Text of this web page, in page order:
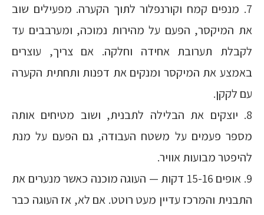
7. מנפים קמח וקורנפלור לתוך הקערה. מפעילים שוב
את המיקסר, הפעם על מהירות נמוכה, ומערבבים עד
לקבלת תערובת אחידה וחלקה. אם צריך, עוצרים
באמצע את המיקסר ומנקים את דפנות ותחתית הקערה
עם לקקן.
8. יוצקים את הבלילה לתבנית, ושוב מטיחים אותה
מספר פעמים על משטח העבודה, גם הפעם על מנת
להיפטר מבועות אוויר.
9. אופים 15-16 דקות — העוגה מוכנה כאשר מנערים את
התבנית והמרכז עדיין מעט רוטט. אם לא, אז העוגה כבר